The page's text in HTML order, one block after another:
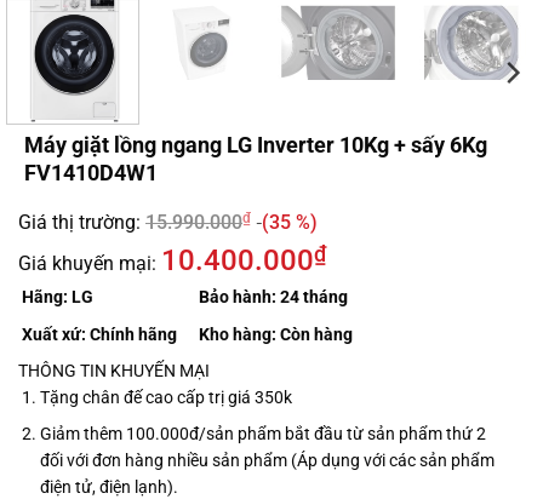
Máy giặt lồng ngang LG Inverter 10Kg + sấy 6Kg
FV1410D4W1
Giá thị trường: 15.990.000₫
(35 %)
Giá khuyến mại: 10.400.000₫
Hãng: LG
Xuất xứ: Chính hãng
Bảo hành: 24 tháng
Kho hàng: Còn hàng
THÔNG TIN KHUYẾN MẠI
Tặng chân đế cao cấp trị giá 350k
Giảm thêm 100.000đ/sản phẩm bắt đầu từ sản phẩm thứ 2
đối với đơn hàng nhiều sản phẩm (Áp dụng với các sản phẩm
điện tử, điện lạnh).